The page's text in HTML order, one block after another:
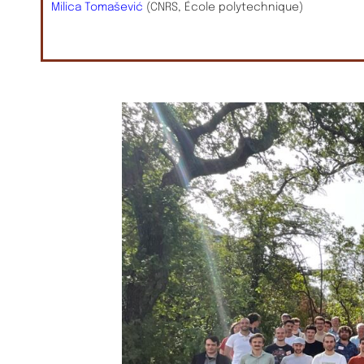
Milica Tomašević (CNRS, École polytechnique)